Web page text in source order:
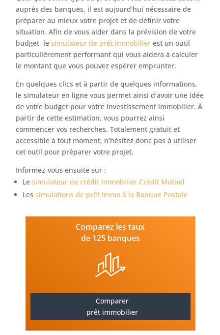
auprès des banques, il est aujourd’hui nécessaire de
préparer au mieux votre projet et de définir votre
situation. Afin de vous aider dans la prévision de votre
budget, lesimulateur de prêt immobilier est un outil
particulièrement performant qui vous aidera à calculer
le montant que vous pouvez espérer emprunter.
En quelques clics et à partir de quelques informations,
le simulateur en ligne vous permet ainsi d’avoir une idée
de votre budget pour votre investissement immobilier. À
partir de cette estimation, vous pourrez ainsi
commencer vos recherches. Totalement gratuit et
accessible à tout moment, n’hésitez donc pas à utiliser
cet outil pour préparer votre projet.
Informez-vous ensuite sur :
Lesimulateur de crédit immobilier Crédit Mutuel
Lessimulations de prêt immo à la Banque Postale
Comparez les taux
de 125 banques
Comparer
prêt immobilier